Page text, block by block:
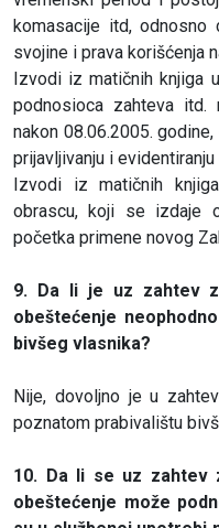
komasacije itd,
svojine i prava korišćenja
Izvodi iz matičnih knjiga
podnosioca zahteva
nakon 08.06.2005.
prijavljivanju i
Izvodi iz matičnih
obrascu, koji se izdaje
početka primene novog
9. Da li je uz zahtev
obeštećenje
bivšeg vlasnika?
Nije, dovoljno je u
poznatom prabivalištu
10. Da li se uz zahtev
obeštećenje može